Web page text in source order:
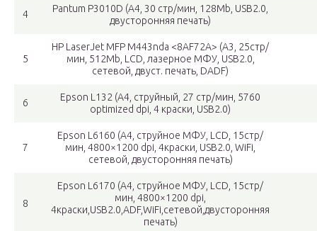
4
Pantum P3010D (A4, 30 стр/мин, 128Mb, USB2.0,
двусторонняя печать)
5
HP LaserJet MFP M443nda <8AF72A> (A3, 25стр/
мин, 512Mb, LCD, лазерное МФУ, USB2.0,
сетевой, двуст. печать, DADF)
6
Epson L132 (A4, струйный, 27 стр/мин, 5760
optimized dpi, 4 краски, USB2.0)
7
Epson L6160 (A4, струйное МФУ, LCD, 15стр/
мин, 4800×1200 dpi, 4краски, USB2.0, WiFi,
сетевой, двусторонняя печать)
8
Epson L6170 (A4, струйное МФУ, LCD, 15стр/
мин, 4800×1200 dpi,
4краски,USB2.0,ADF,WiFi,сетевой,двусторонняя
печать)